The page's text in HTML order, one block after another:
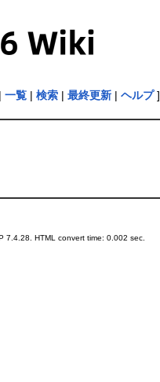
一覧| 検索| 最終更新| ヘルプ]
7.4.28. HTML convert time: 0.002 sec.